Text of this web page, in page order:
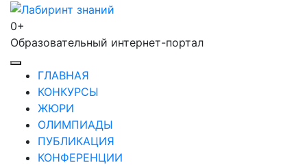
Перейти
содержимому
Enter)
Лабиринт знаний
0+
Образовательный интернет-портал
ГЛАВНАЯ
КОНКУРСЫ
ЖЮРИ
ОЛИМПИАДЫ
ПУБЛИКАЦИЯ
КОНФЕРЕНЦИИ